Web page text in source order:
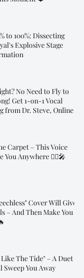
to 100%: Dissecting
Explosive Stage
No Need to Fly to
Get 1-on-1 Vocal
from Dr. Steve, Online!
Carpet – This Voice
You Anywhere 🧞‍♂️🎤
Cover Will Give
– And Then Make You
The Tide" – A Duet
Sweep You Away